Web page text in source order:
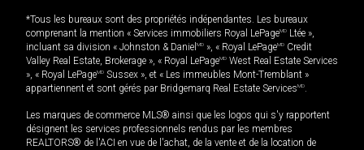
*Tous les bureaux sont des propriétés indépendantes. Les bureaux
comprenant la mention « Services immobiliers Royal LePageMD Ltée »,
incluant sa division « Johnston & Daniel MD », « Royal LePageMD Credit
Valley Real Estate, Brokerage », « Royal LePageMD West Real Estate Services
», « Royal LePageMD Sussex », et « Les immeubles Mont-Tremblant »
appartiennent et sont gérés par Bridgemarq Real Estate ServicesMD.
Les marques de commerce MLS® ainsi que les logos qui s'y rapportent
désignent les services professionnels rendus par les membres
REALTORS® de l'ACI en vue de l'achat, de la vente et de la location de